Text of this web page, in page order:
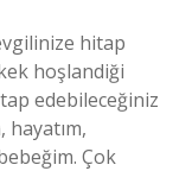
hitap
hoşlandiği
edebileceğiniz
hayatım,
Çok